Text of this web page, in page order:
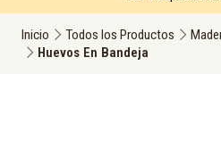
Inicio Todos los Productos
Huevos En Bandeja